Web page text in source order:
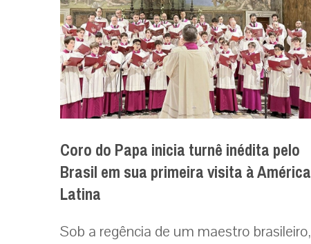
Coro do Papa inicia turnê inédita pelo
Brasil em sua primeira visita à América
Latina
Sob a regência de um maestro brasileiro,